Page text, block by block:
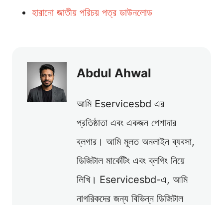
হারানো জাতীয় পরিচয় পত্র ডাউনলোড
Abdul Ahwal
আমি Eservicesbd এর
প্রতিষ্ঠাতা এবং একজন পেশাদার
ব্লগার। আমি মূলত অনলাইন ব্যবসা,
ডিজিটাল মার্কেটিং এবং ব্লগিং নিয়ে
লিখি। Eservicesbd-এ, আমি
নাগরিকদের জন্য বিভিন্ন ডিজিটাল